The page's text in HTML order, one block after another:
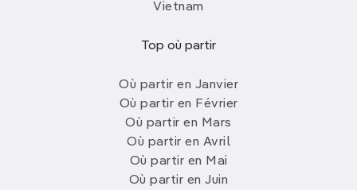
Vietnam
Top où partir
Où partir en Janvier
Où partir en Février
Où partir en Mars
Où partir en Avril
Où partir en Mai
Où partir en Juin